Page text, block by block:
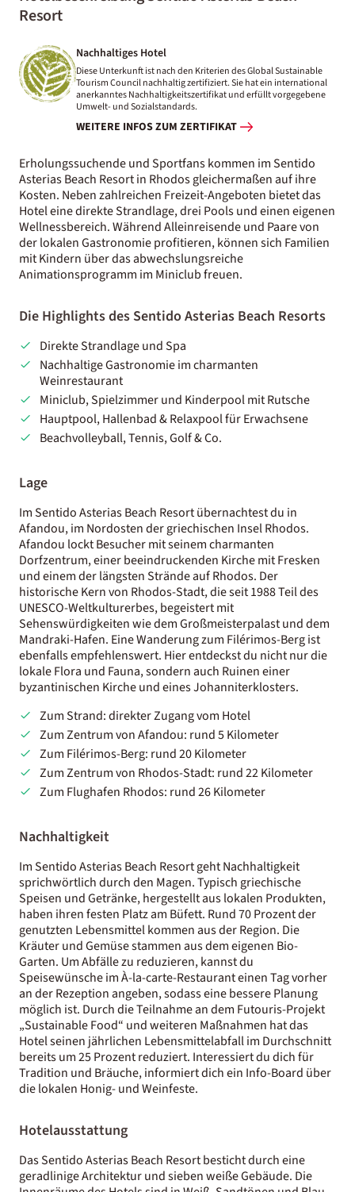
Resort
Nachhaltiges Hotel
Diese Unterkunft ist nach den Kriterien des Global Sustainable
Tourism Council nachhaltig zertifiziert. Sie hat ein international
anerkanntes Nachhaltigkeitszertifikat und erfüllt vorgegebene
Umwelt- und Sozialstandards.
WEITERE INFOS ZUM ZERTIFIKAT
Erholungssuchende und Sportfans kommen im Sentido
Asterias Beach Resort in Rhodos gleichermaßen auf ihre
Kosten. Neben zahlreichen Freizeit-Angeboten bietet das
Hotel eine direkte Strandlage, drei Pools und einen eigenen
Wellnessbereich. Während Alleinreisende und Paare von
der lokalen Gastronomie profitieren, können sich Familien
mit Kindern über das abwechslungsreiche
Animationsprogramm im Miniclub freuen.
Die Highlights des Sentido Asterias Beach Resorts
Direkte Strandlage und Spa
Nachhaltige Gastronomie im charmanten
Weinrestaurant
Miniclub, Spielzimmer und Kinderpool mit Rutsche
Hauptpool, Hallenbad & Relaxpool für Erwachsene
Beachvolleyball, Tennis, Golf & Co.
Lage
Im Sentido Asterias Beach Resort übernachtest du in
Afandou, im Nordosten der griechischen Insel Rhodos.
Afandou lockt Besucher mit seinem charmanten
Dorfzentrum, einer beeindruckenden Kirche mit Fresken
und einem der längsten Strände auf Rhodos. Der
historische Kern von Rhodos-Stadt, die seit 1988 Teil des
UNESCO-Weltkulturerbes, begeistert mit
Sehenswürdigkeiten wie dem Großmeisterpalast und dem
Mandraki-Hafen. Eine Wanderung zum Filérimos-Berg ist
ebenfalls empfehlenswert. Hier entdeckst du nicht nur die
lokale Flora und Fauna, sondern auch Ruinen einer
byzantinischen Kirche und eines Johanniterklosters.
Zum Strand: direkter Zugang vom Hotel
Zum Zentrum von Afandou: rund 5 Kilometer
Zum Filérimos-Berg: rund 20 Kilometer
Zum Zentrum von Rhodos-Stadt: rund 22 Kilometer
Zum Flughafen Rhodos: rund 26 Kilometer
Nachhaltigkeit
Im Sentido Asterias Beach Resort geht Nachhaltigkeit
sprichwörtlich durch den Magen. Typisch griechische
Speisen und Getränke, hergestellt aus lokalen Produkten,
haben ihren festen Platz am Büfett. Rund 70 Prozent der
genutzten Lebensmittel kommen aus der Region. Die
Kräuter und Gemüse stammen aus dem eigenen Bio-
Garten. Um Abfälle zu reduzieren, kannst du
Speisewünsche im À-la-carte-Restaurant einen Tag vorher
an der Rezeption angeben, sodass eine bessere Planung
möglich ist. Durch die Teilnahme an dem Futouris-Projekt
„Sustainable Food“ und weiteren Maßnahmen hat das
Hotel seinen jährlichen Lebensmittelabfall im Durchschnitt
bereits um 25 Prozent reduziert. Interessiert du dich für
Tradition und Bräuche, informiert dich ein Info-Board über
die lokalen Honig- und Weinfeste.
Hotelausstattung
Das Sentido Asterias Beach Resort besticht durch eine
geradlinige Architektur und sieben weiße Gebäude. Die